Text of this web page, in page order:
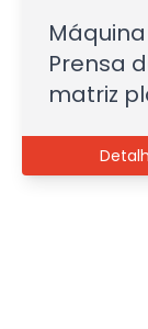
Prensa
matriz